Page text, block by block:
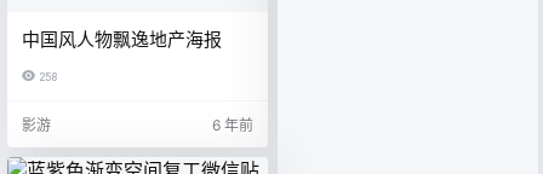
中国风人物飘逸地产海报
258
影游 6 年前